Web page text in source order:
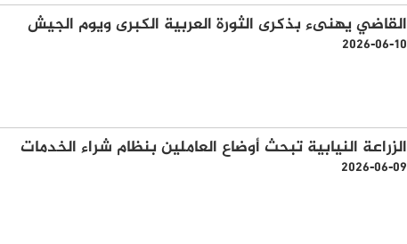
القاضي يهنىء بذكرى الثورة العربية الكبرى ويوم الجيش
2026-06-10
الزراعة النيابية تبحث أوضاع العاملين بنظام شراء الخدمات
2026-06-09